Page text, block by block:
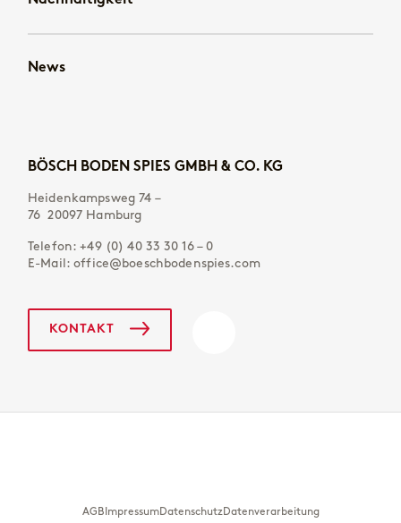
News
BÖSCH BODEN SPIES GMBH & CO. KG
Heidenkampsweg 74 –
76 20097 Hamburg
Telefon:+49 (0) 40 33 30 16 – 0
E-Mail:office@boeschbodenspies.com
KONTAKT
AGB ImpressumDatenschutzDatenverarbeitung